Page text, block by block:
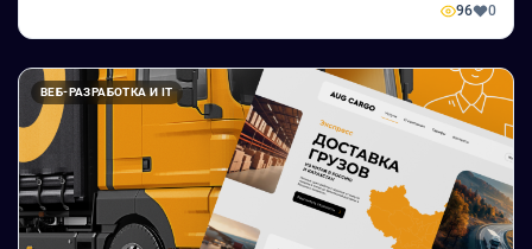
96 0
ВЕБ-РАЗРАБОТКА И IT